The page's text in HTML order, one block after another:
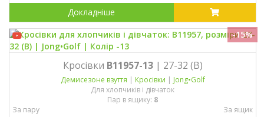
Докладніше
-15%
Кросівки B11957-13| 27-32 (B)
Демисезонe взуття | Кросівки | Jong•Golf
Для хлопчиків і дівчаток
Пар в ящику: 8
За пару
За ящик